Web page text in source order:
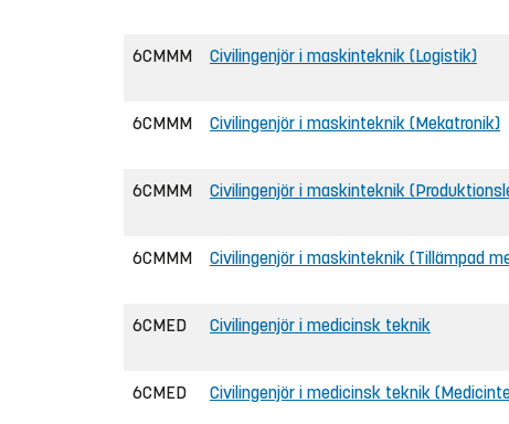
6CMMM Civilingenjör i maskinteknik (Logistik)
6CMMM Civilingenjör i maskinteknik (Mekatronik)
6CMMM Civilingenjör i maskinteknik
6CMMM Civilingenjör i maskinteknik (Tillämpad
6CMED Civilingenjör i medicinsk teknik
6CMED Civilingenjör i medicinsk teknik